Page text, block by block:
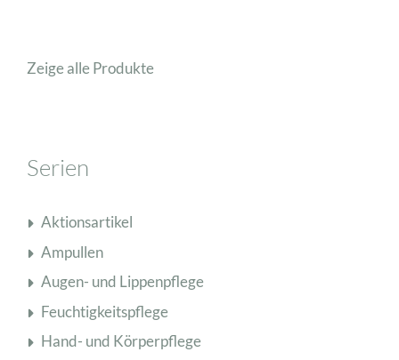
Zeige alle Produkte
Serien
Aktionsartikel
Ampullen
Augen- und Lippenpflege
Feuchtigkeitspflege
Hand- und Körperpflege